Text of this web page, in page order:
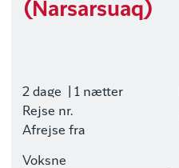
(Narsarsuaq)
2 dage
| 1 nætter
Rejse nr.
Afrejse fra
Voksne